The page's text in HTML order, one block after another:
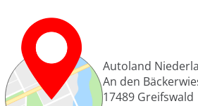
Autoland
An den
17489 Greifswald